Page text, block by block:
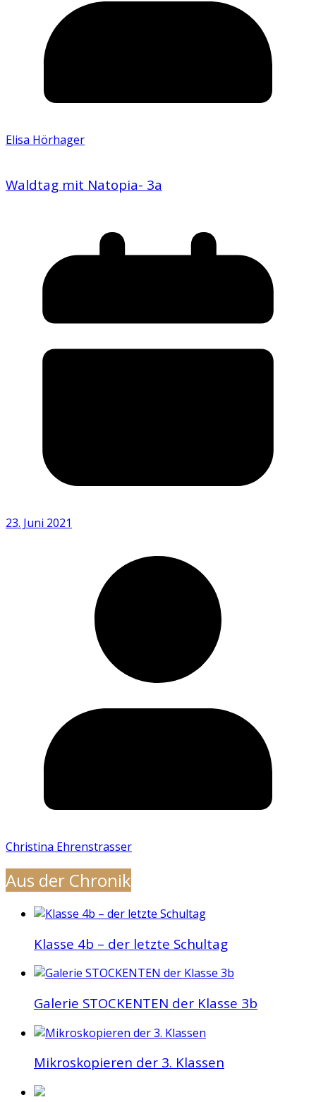
Elisa Hörhager
Waldtag mit Natopia- 3a
23. Juni 2021
Christina Ehrenstrasser
Aus der Chronik
Klasse 4b – der letzte Schultag
Galerie STOCKENTEN der Klasse 3b
Mikroskopieren der 3. Klassen